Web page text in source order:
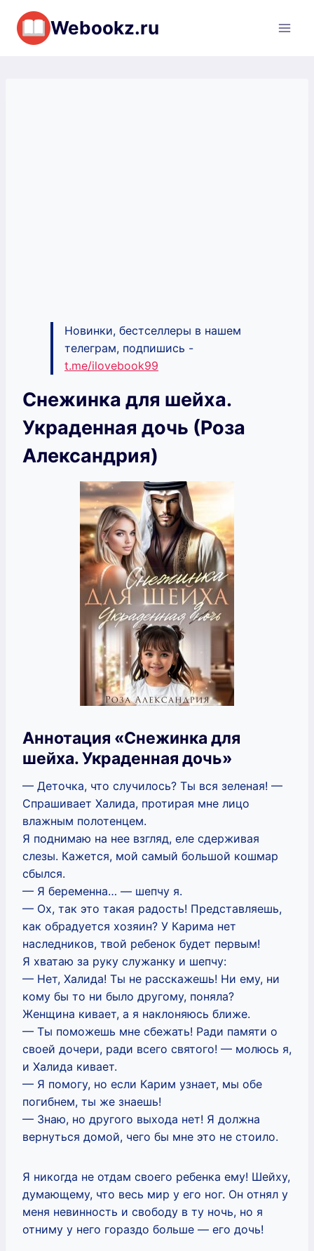
Перейти
содержимому
Webookz.ru
Новинки, бестселлеры в нашем
телеграм, подпишись -
t.me/ilovebook99
Снежинка для шейха.
Украденная дочь (Роза
Александрия)
Аннотация «Снежинка для
шейха. Украденная дочь»
— Деточка, что случилось? Ты вся зеленая! —
Спрашивает Халида, протирая мне лицо
влажным полотенцем.
Я поднимаю на нее взгляд, еле сдерживая
слезы. Кажется, мой самый большой кошмар
сбылся.
— Я беременна… — шепчу я.
— Ох, так это такая радость! Представляешь,
как обрадуется хозяин? У Карима нет
наследников, твой ребенок будет первым!
Я хватаю за руку служанку и шепчу:
— Нет, Халида! Ты не расскажешь! Ни ему, ни
кому бы то ни было другому, поняла?
Женщина кивает, а я наклоняюсь ближе.
— Ты поможешь мне сбежать! Ради памяти о
своей дочери, ради всего святого! — молюсь я,
и Халида кивает.
— Я помогу, но если Карим узнает, мы обе
погибнем, ты же знаешь!
— Знаю, но другого выхода нет! Я должна
вернуться домой, чего бы мне это не стоило.
Я никогда не отдам своего ребенка ему! Шейху,
думающему, что весь мир у его ног. Он отнял у
меня невинность и свободу в ту ночь, но я
отниму у него гораздо больше — его дочь!